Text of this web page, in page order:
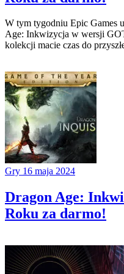
W tym tygodniu Epic Games
Age: Inkwizycja w wersji
kolekcji macie czas do
Gry 16 maja 2024
Dragon Age:
Roku za darmo!